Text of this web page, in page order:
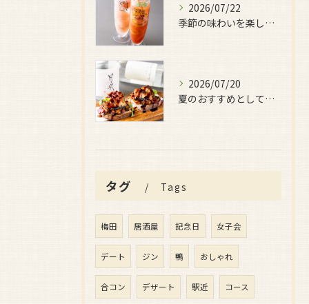
2026/07/22
季節の味わいを楽しみたい日におすすめなのが、
2026/07/20
夏のおすすめとしてぜひ味わっていただきたいのが、
タグ Tags
梅田 居酒屋 記念日 女子会
デート ジン 鴨 おしゃれ
合コン デザート 駅近 コース